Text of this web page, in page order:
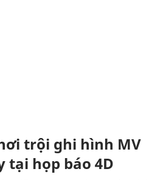
trội ghi hình MV
tại họp báo 4D